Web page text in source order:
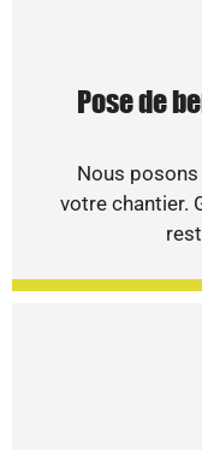
Pose de
Nous
votre chantier.